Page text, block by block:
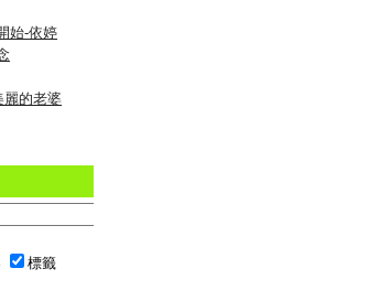
始-依婷
麗的老婆
標籤